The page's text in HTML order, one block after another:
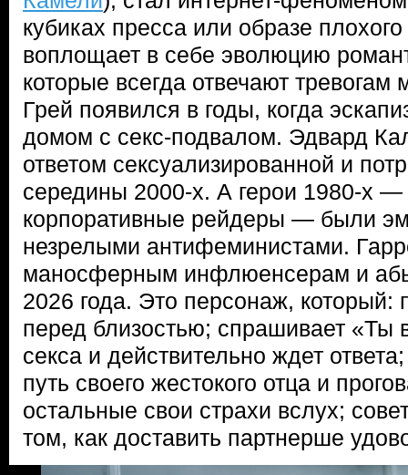
кубиках пресса или образе
воплощает в себе эволюцию
которые всегда отвечают тревогам
Грей появился в годы, когда
домом с секс-подвалом. Эдвард
ответом сексуализированной и
середины 2000-х. А герои 1980-х
корпоративные рейдеры — были
незрелыми антифеминистами.
маносферным инфлюенсерам и
2026 года. Это персонаж, который:
перед близостью; спрашивает «Ты
секса и действительно ждет
путь своего жестокого отца и
остальные свои страхи вслух;
том, как доставить партнерше